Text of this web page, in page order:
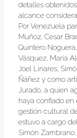
detalles
alcance
Por Venezuela
Muñoz, Cesar
Quintero
Vásquez, María
Joel Linares,
Ñáñez y como
Jurado, a quien
haya confiado en
gestión cultural
estuvo a cargo
Simón